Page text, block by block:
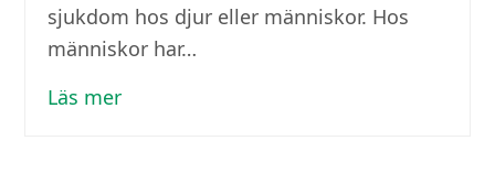
sjukdom hos djur eller människor. Hos
människor har…
Läs mer